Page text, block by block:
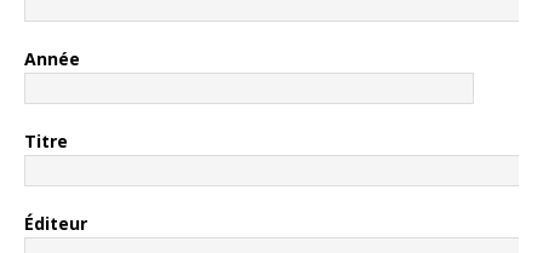
Année
Titre
Éditeur